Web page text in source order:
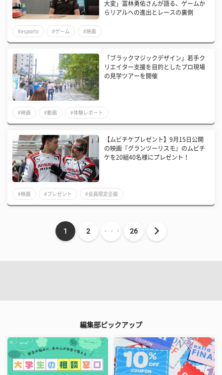
大変」冨林勇佑さんが語る、ゲームか
らリアルへの進出とレースの裏側
#esports #ゲーム #映画
「ブラックマジックデザイン」若手ク
リエイター支援を目的としたプロ現場
の見学ツアーを開催
#映画 #動画 #体験レポート
【ムビチケプレゼント】9月15日公開
の映画『グランツーリスモ』のムビチ
ケを20組40名様にプレゼント！
#映画 #プレゼント #会員限定企画
1 2 ・・・ 26
編集部ピックアップ